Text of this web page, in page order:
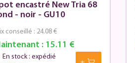
encastré New Tria 68
- noir - GU10
: 15.11 €
conseillé : 24.08 €
En stock : expédié